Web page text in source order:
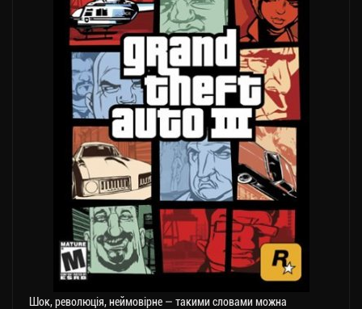
Шок, революція, неймовірне — такими словами можна